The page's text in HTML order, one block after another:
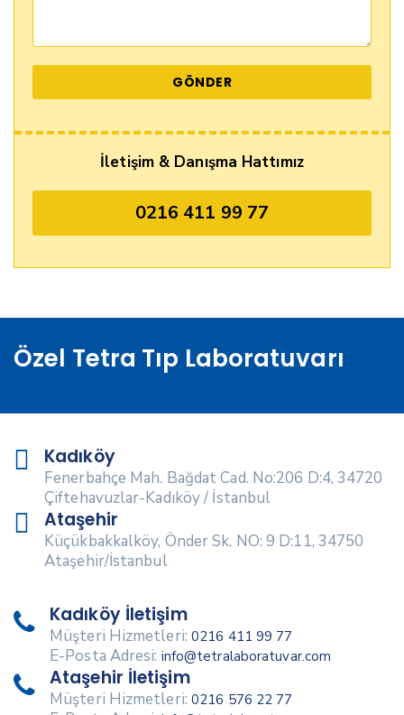
İletişim & Danışma Hattımız
0216 411 99 77
Özel Tetra Tıp Laboratuvarı
Kadıköy
Fenerbahçe Mah. Bağdat Cad. No:206 D:4, 34720
Çiftehavuzlar-Kadıköy / İstanbul
Ataşehir
Küçükbakkalköy, Önder Sk. NO: 9 D:11, 34750
Ataşehir/İstanbul
Kadıköy İletişim
Müşteri Hizmetleri: 0216 411 99 77
E-Posta Adresi: info@tetralaboratuvar.com
Ataşehir İletişim
Müşteri Hizmetleri: 0216 576 22 77